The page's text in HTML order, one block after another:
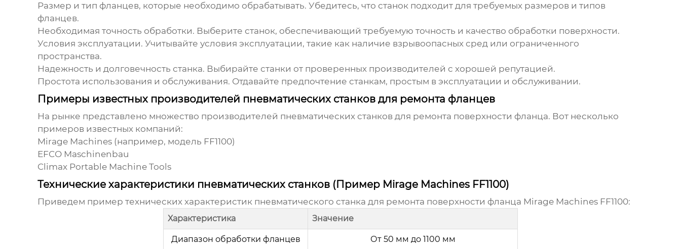
Размер и тип фланцев, которые необходимо обрабатывать. Убедитесь, что станок подходит для требуемых размеров и типов
фланцев.
Необходимая точность обработки. Выберите станок, обеспечивающий требуемую точность и качество обработки поверхности.
Условия эксплуатации. Учитывайте условия эксплуатации, такие как наличие взрывоопасных сред или ограниченного
пространства.
Надежность и долговечность станка. Выбирайте станки от проверенных производителей с хорошей репутацией.
Простота использования и обслуживания. Отдавайте предпочтение станкам, простым в эксплуатации и обслуживании.
Примеры известных производителей пневматических станков для ремонта фланцев
На рынке представлено множество производителей пневматических станков для ремонта поверхности фланца. Вот несколько
примеров известных компаний:
Mirage Machines (например, модель FF1100)
EFCO Maschinenbau
Climax Portable Machine Tools
Технические характеристики пневматических станков (Пример Mirage Machines FF1100)
Приведем пример технических характеристик пневматического станка для ремонта поверхности фланца Mirage Machines FF1100:
Характеристика Значение
Диапазон обработки фланцев От 50 мм до 1100 мм